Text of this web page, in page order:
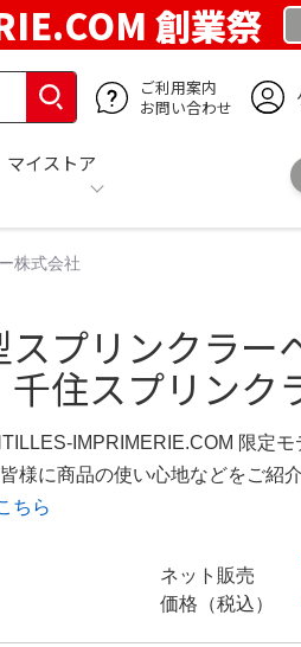
創業祭
ご利用案内
お問い合わせ
マイストア
株式会社
スプリンクラー
千住スプリンク
IMPRIMERIE.COM 限定モ
様に商品の使い心地などをご紹
ちら
ネット販売
価格（税込）